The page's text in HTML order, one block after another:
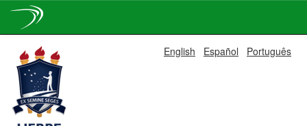
navigation
English Español Português